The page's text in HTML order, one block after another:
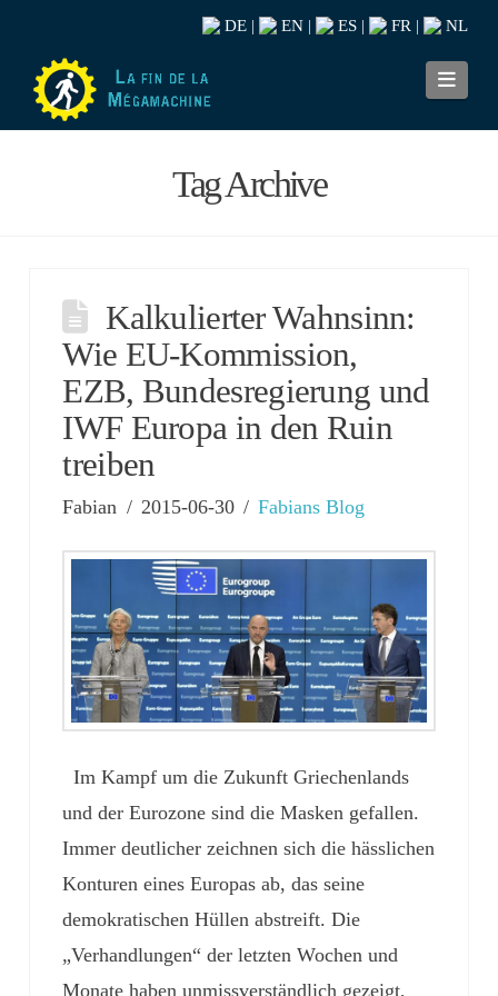
DE EN ES FR NL
Tag Archive
Kalkulierter Wahnsinn:
Wie EU-Kommission,
EZB, Bundesregierung und
IWF Europa in den Ruin
treiben
Fabian 2015-06-30 Fabians Blog
Im Kampf um die Zukunft Griechenlands
und der Eurozone sind die Masken gefallen.
Immer deutlicher zeichnen sich die hässlichen
Konturen eines Europas ab, das seine
demokratischen Hüllen abstreift. Die
„Verhandlungen“ der letzten Wochen und
Monate haben unmissverständlich gezeigt,